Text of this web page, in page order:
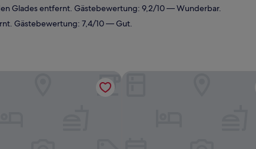
Glades entfernt. Gästebewertung: 9,2/10 — Wunderbar.
Gästebewertung: 7,4/10 — Gut.
Inn & Suites Ft. Lauderdale/MiramarSpringHill Suites by Marriott